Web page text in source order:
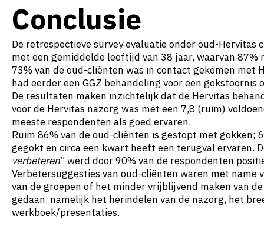
Conclusie
De retrospectieve survey evaluatie onder oud-Hervitas
met een gemiddelde leeftijd van 38 jaar, waarvan
73% van de oud-cliënten was in contact gekomen
had eerder een GGZ behandeling voor een gokstoornis
De resultaten maken inzichtelijk dat de Hervitas
voor de Hervitas nazorg was met een 7,8 (ruim)
meeste respondenten als goed ervaren.
Ruim 86% van de oud-cliënten is gestopt met
gegokt en circa een kwart heeft een terugval ervaren.
verbeteren” werd door 90% van de respondenten
Verbetersuggesties van oud-cliënten waren met name
van de groepen of het minder vrijblijvend maken van
gedaan, namelijk het herindelen van de nazorg, het
werkboek/presentaties.